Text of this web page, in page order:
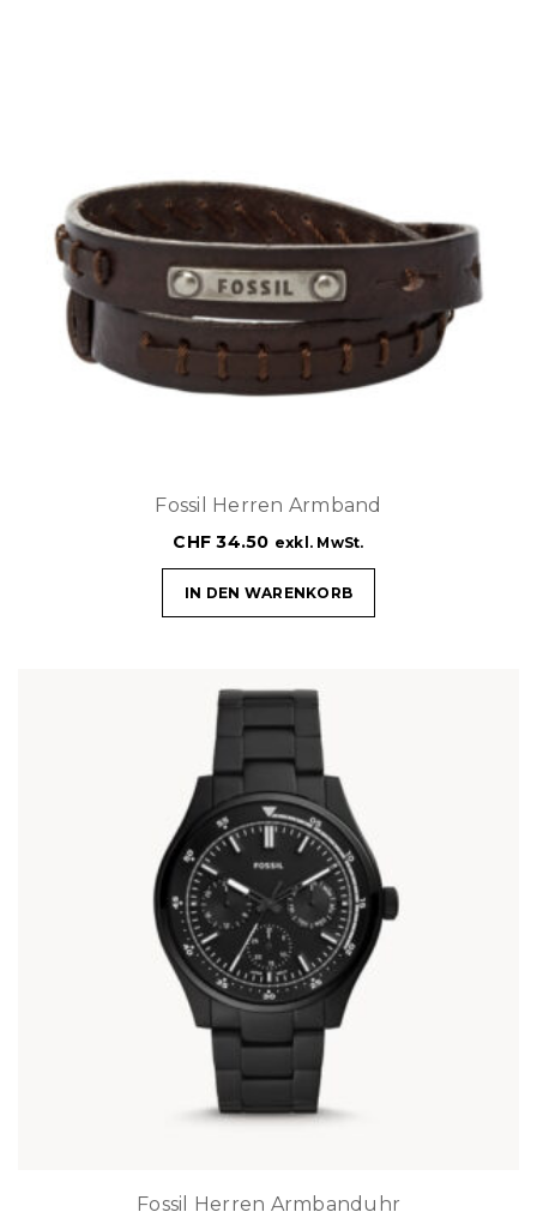
Fossil Herren Armband
CHF 34.50 exkl. MwSt.
IN DEN WARENKORB
Fossil Herren Armbanduhr